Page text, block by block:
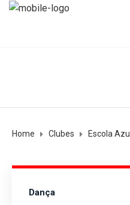
Home Clubes Escola Azul
Dança